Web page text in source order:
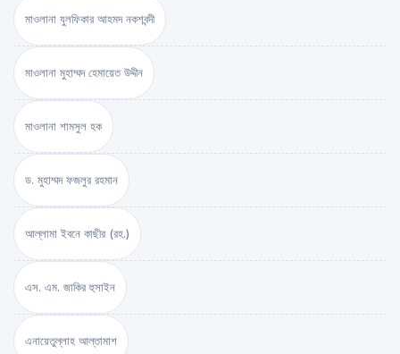
মাওলানা যুলফিকার আহমদ নকশবন্দী
মাওলানা মুহাম্মদ হেমায়েত উদ্দীন
মাওলানা শামসুল হক
ড. মুহাম্মদ ফজলুর রহমান
আল্লামা ইবনে কাছীর (রহ.)
এস. এম. জাকির হুসাইন
এনায়েতুল্লাহ আল্‌তামাশ